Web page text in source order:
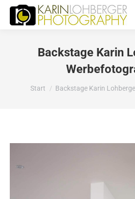
Backstage Karin
Sie befinden sich hier:
Start Backstage Karin